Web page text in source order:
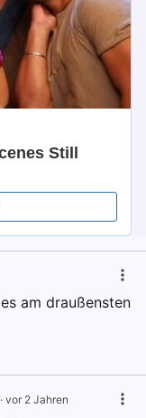
am draußensten
· vor 2 Jahren